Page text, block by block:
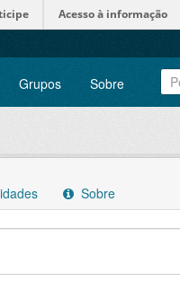
Acesso à informação
Grupos Sobre
Sobre